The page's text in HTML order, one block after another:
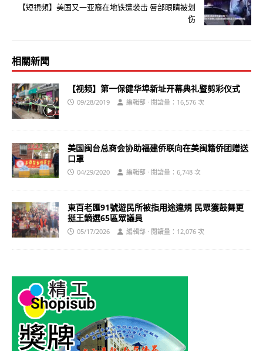
【短視頻】美国又一亚裔在地铁遭袭击 唇部眼睛被划
伤
相關新聞
【视频】第一保健华埠新址开幕典礼暨剪彩仪式
09/28/2019 編輯部 · 閱讀量：16,576 次
美国闽台总商会协助福建侨联向在美闽籍侨团赠送
口罩
04/29/2020 編輯部 · 閱讀量：6,748 次
東百老匯91號遊民所被指用途違規 民眾獲鼓舞更
挺王鏑選65區眾議員
05/17/2026 編輯部 · 閱讀量：12,076 次